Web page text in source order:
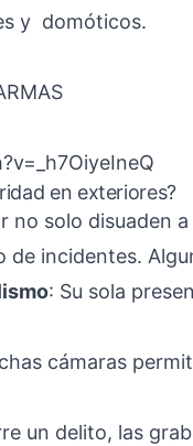
y domóticos.
en exteriores?
no solo disuaden
incidentes.
: Su sola
cámaras
un delito, las